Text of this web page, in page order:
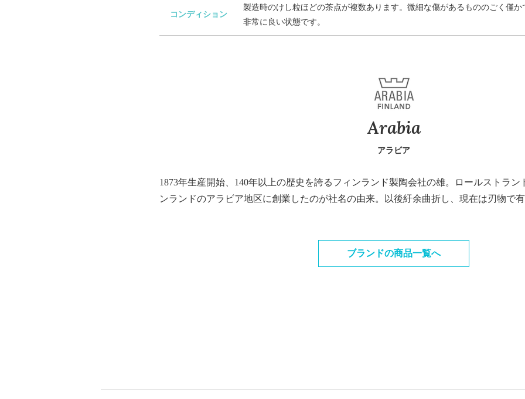
コンディション
製造時のけし粒ほどの茶点が複数あります。微細な傷があるもののごく僅か
非常に良い状態です。
Arabia
アラビア
1873年生産開始、140年以上の歴史を誇るフィンランド製陶会社の雄。ロールストラン
ンランドのアラビア地区に創業したのが社名の由来。以後紆余曲折し、現在は刃物で有
ブランドの商品一覧へ